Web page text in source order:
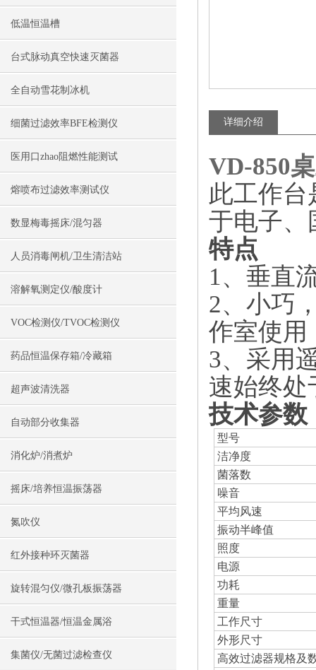
低温恒温槽
台式脉动真空快速灭菌器
全自动雪花制冰机
细菌过滤效率BFE检测仪
医用口zhao阻燃性能测试
熔喷布过滤效率测试仪
数显梅毒摇床/混匀器
人员消毒闸机/卫生清洁站
溶解氧测定仪/酸度计
VOC检测仪/TVOC检测仪
药品恒温保存箱/冷藏箱
超声波清洗器
自动部分收集器
消化炉/消煮炉
摇床/培养恒温振荡器
氮吹仪
红外接种环灭菌器
旋转混匀仪/微孔板振荡器
干式恒温器/恒温金属浴
集菌仪/无菌过滤检查仪
详细介绍
VD-850
此工作
于电子、
特点
1、垂直
2、小巧
作室使用
3、采用
速始终处
技术参数
型号
洁净度
菌落数
噪音
平均风速
振动半峰值
照度
电源
功耗
重量
工作尺寸
外形尺寸
高效过滤器规格及